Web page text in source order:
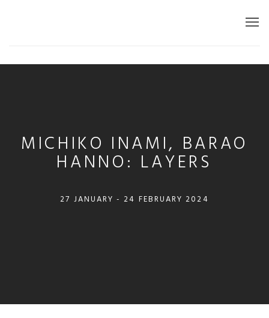
MICHIKO INAMI, BARAO
HANNO: LAYERS
27 JANUARY - 24 FEBRUARY 2024